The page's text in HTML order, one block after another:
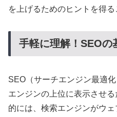
を上げるためのヒントを得る
手軽に理解！SEOの
SEO（サーチエンジン最適
エンジンの上位に表示させ
的には、検索エンジンがウ